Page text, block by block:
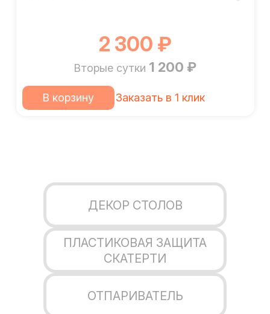
2 300 ₽
Вторые сутки 1 200 ₽
В корзину Заказать в 1 клик
ДЕКОР СТОЛОВ
ПЛАСТИКОВАЯ ЗАЩИТА
СКАТЕРТИ
ОТПАРИВАТЕЛЬ